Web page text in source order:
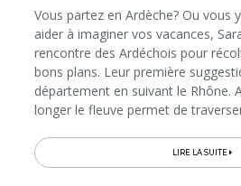
Vous partez en Ardèche? Ou vous
aider à imaginer vos vacances,
rencontre des Ardéchois pour
bons plans. Leur première
département en suivant le Rhône.
longer le fleuve permet de
LIRE LA SUITE